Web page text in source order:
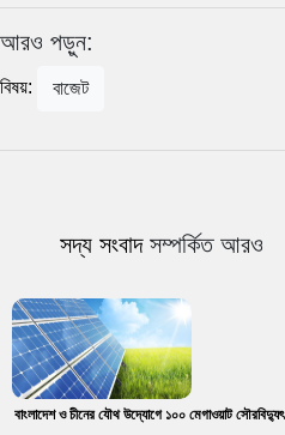
আরও পড়ুন:
বিষয়: বাজেট
সদ্য সংবাদসম্পর্কিত আরও
বাংলাদেশ ও চীনের যৌথ উদ্যোগে ১০০ মেগাওয়াট সৌরবিদ্যুৎ